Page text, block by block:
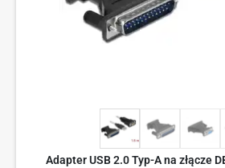
Adapter USB 2.0 Typ-A na złącze